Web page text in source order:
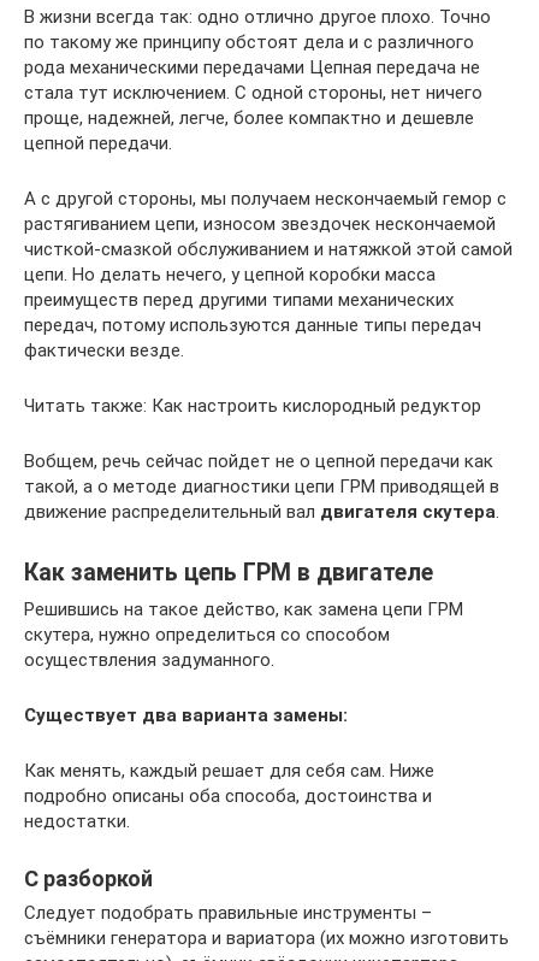
В жизни всегда так: одно отлично другое плохо. Точно
по такому же принципу обстоят дела и с различного
рода механическими передачами Цепная передача не
стала тут исключением. С одной стороны, нет ничего
проще, надежней, легче, более компактно и дешевле
цепной передачи.
А с другой стороны, мы получаем нескончаемый гемор с
растягиванием цепи, износом звездочек нескончаемой
чисткой-смазкой обслуживанием и натяжкой этой самой
цепи. Но делать нечего, у цепной коробки масса
преимуществ перед другими типами механических
передач, потому используются данные типы передач
фактически везде.
Читать также: Как настроить кислородный редуктор
Вобщем, речь сейчас пойдет не о цепной передачи как
такой, а о методе диагностики цепи ГРМ приводящей в
движение распределительный вал двигателя скутера
Как заменить цепь ГРМ в двигателе
Решившись на такое действо, как замена цепи ГРМ
скутера, нужно определиться со способом
осуществления задуманного.
Существует два варианта замены:
Как менять, каждый решает для себя сам. Ниже
подробно описаны оба способа, достоинства и
недостатки.
С разборкой
Следует подобрать правильные инструменты –
съёмники генератора и вариатора (их можно изготовить